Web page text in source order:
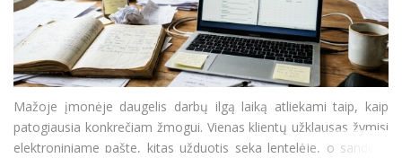
Mažoje įmonėje daugelis darbų ilgą laiką atliekami taip, kaip
patogiausia konkrečiam žmogui. Vienas klientų užklausas žymisi
elektroniniame pašte, kitas užduotis seka lentelėje, o sandėlio